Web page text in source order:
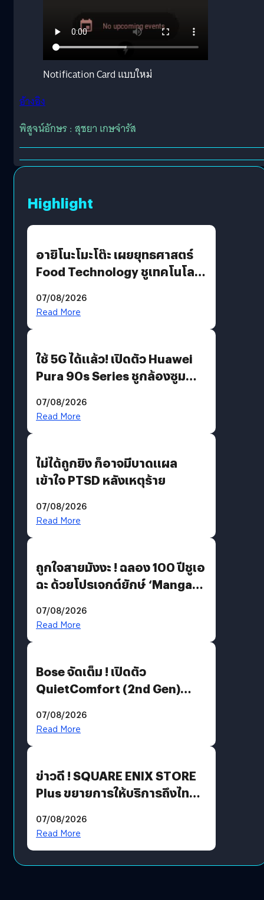
Notification Card แบบใหม่
อ้างอิง
พิสูจน์อักษร : สุชยา เกษจำรัส
Highlight
อายิโนะโมะโต๊ะ เผยยุทธศาสตร์
Food Technology ชูเทคโนโลยี
บริโภคและ B2B
07/08/2026
Read More
ใช้ 5G ได้แล้ว! เปิดตัว Huawei
Pura 90s Series ชูกล้องซูม
07/08/2026
Read More
ไม่ได้ถูกยิง ก็อาจมีบาดแผล
เข้าใจ PTSD หลังเหตุร้าย
07/08/2026
Read More
ถูกใจสายมังงะ ! ฉลอง 100 ปีชูเอ
ฉะ ด้วยโปรเจกต์ยักษ์ ‘Manga
มีภาษาไทยด้วย
07/08/2026
Read More
Bose จัดเต็ม ! เปิดตัว
QuietComfort (2nd Gen)
07/08/2026
Read More
ข่าวดี ! SQUARE ENIX STORE
Plus ขยายการให้บริการถึงไทย
โดยตรง
07/08/2026
Read More